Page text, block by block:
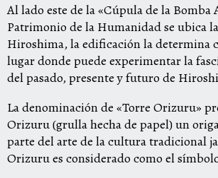
Al lado este de la «Cúpula de la Bomba
Patrimonio de la Humanidad se ubica
Hiroshima, la edificación la determina
lugar donde puede experimentar la
del pasado, presente y futuro de
La denominación de «Torre Orizuru»
Orizuru (grulla hecha de papel) un
parte del arte de la cultura tradicional
Orizuru es considerado como el